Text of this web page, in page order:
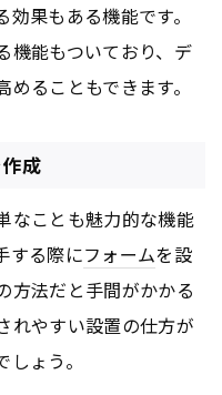
果もある機能です。
機能もついており、デ
ることもできます。
成
なことも魅力的な機能
する際にフォームを設
方法だと手間がかかる
れやすい設置の仕方が
ょう。